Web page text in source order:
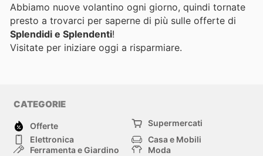
Abbiamo nuove volantino ogni giorno, quindi tornate
presto a trovarci per saperne di più sulle offerte di
Splendidi e Splendenti!
Visitate per iniziare oggi a risparmiare.
CATEGORIE
Offerte
Supermercati
Elettronica
Casa e Mobili
Ferramenta e Giardino
Moda